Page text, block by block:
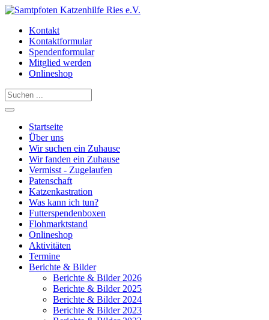
Kontakt
Kontaktformular
Spendenformular
Mitglied werden
Onlineshop
Startseite
Über uns
Wir suchen ein Zuhause
Wir fanden ein Zuhause
Vermisst - Zugelaufen
Patenschaft
Katzenkastration
Was kann ich tun?
Futterspendenboxen
Flohmarktstand
Onlineshop
Aktivitäten
Termine
Berichte & Bilder
Berichte & Bilder 2026
Berichte & Bilder 2025
Berichte & Bilder 2024
Berichte & Bilder 2023